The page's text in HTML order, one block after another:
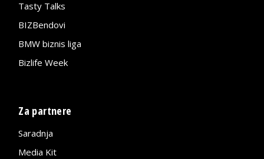
Tasty Talks
BIZBendovi
BMW biznis liga
Bizlife Week
Za partnere
Saradnja
Media Kit